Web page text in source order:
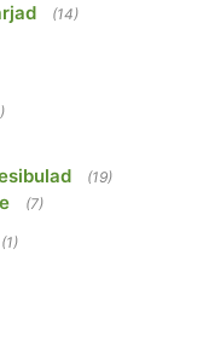
(14)
(19)
(7)
(1)